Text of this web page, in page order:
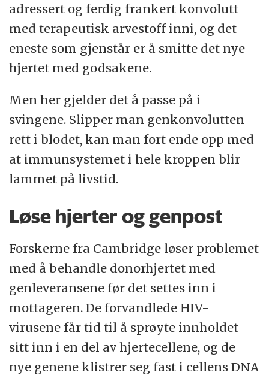
adressert og ferdig frankert konvolutt
med terapeutisk arvestoff inni, og det
eneste som gjenstår er å smitte det nye
hjertet med godsakene.
Men her gjelder det å passe på i
svingene. Slipper man genkonvolutten
rett i blodet, kan man fort ende opp med
at immunsystemet i hele kroppen blir
lammet på livstid.
Løse hjerter og genpost
Forskerne fra Cambridge løser problemet
med å behandle donorhjertet med
genleveransene før det settes inn i
mottageren. De forvandlede HIV-
virusene får tid til å sprøyte innholdet
sitt inn i en del av hjertecellene, og de
nye genene klistrer seg fast i cellens DNA